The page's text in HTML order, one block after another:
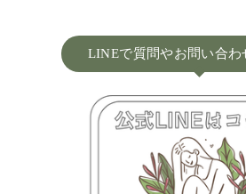
LINEで質問やお問い合わ